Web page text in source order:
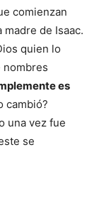
comienzan
madre de Isaac.
quien lo
nombres
es
cambió?
una vez fue
se